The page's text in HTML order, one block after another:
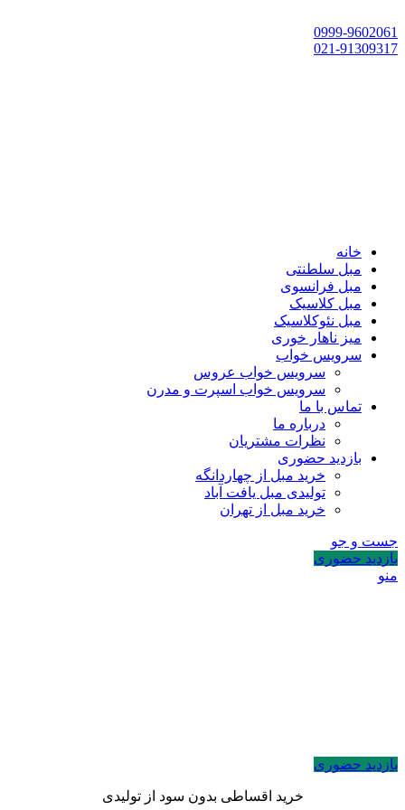
0999-9602061
021-91309317
خانه
مبل سلطنتی
مبل فرانسوی
مبل کلاسیک
مبل نئوکلاسیک
میز ناهار خوری
سرویس خواب
سرویس خواب عروس
سرویس خواب اسپرت و مدرن
تماس با ما
درباره ما
نظرات مشتریان
بازدید حضوری
خرید مبل از چهاردانگه
تولیدی مبل یافت آباد
خرید مبل از تهران
جست و جو
بازدید حضوری
منو
بازدید حضوری
خرید اقساطی بدون سود از تولیدی